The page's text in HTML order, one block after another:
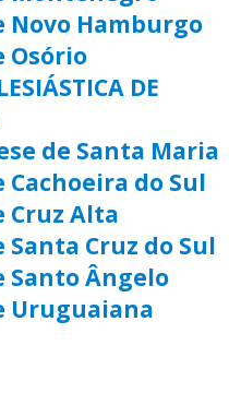
Novo Hamburgo
Osório
DE
de Santa Maria
Cachoeira do Sul
Cruz Alta
Santa Cruz do Sul
Santo Ângelo
Uruguaiana